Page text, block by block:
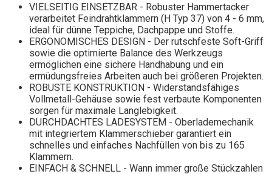
VIELSEITIG EINSETZBAR - Robuster Hammertacker
verarbeitet Feindrahtklammern (H Typ 37) von 4 - 6 mm,
ideal für dünne Teppiche, Dachpappe und Stoffe.
ERGONOMISCHES DESIGN - Der rutschfeste Soft-Griff
sowie die optimierte Balance des Werkzeugs
ermöglichen eine sichere Handhabung und ein
ermüdungsfreies Arbeiten auch bei größeren Projekten.
ROBUSTE KONSTRUKTION - Widerstandsfähiges
Vollmetall-Gehäuse sowie fest verbaute Komponenten
sorgen für maximale Langlebigkeit.
DURCHDACHTES LADESYSTEM - Oberlademechanik
mit integriertem Klammerschieber garantiert ein
schnelles und einfaches Nachfüllen von bis zu 165
Klammern.
EINFACH & SCHNELL - Wann immer große Stückzahlen